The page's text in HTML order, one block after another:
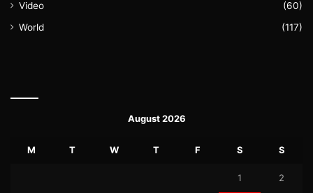
Video
(60)
World
(117)
August 2026
M T W T F S S
1 2